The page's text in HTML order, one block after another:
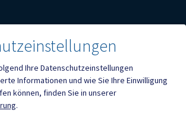
Ihre Datenschutzeinstellungen
Informationen und wie Sie Ihre Einwilligung
können, finden Sie in unserer
.